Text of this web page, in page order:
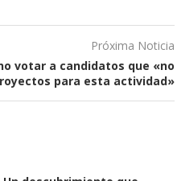
Próxima Noticia
votar a candidatos que «no
para esta actividad»